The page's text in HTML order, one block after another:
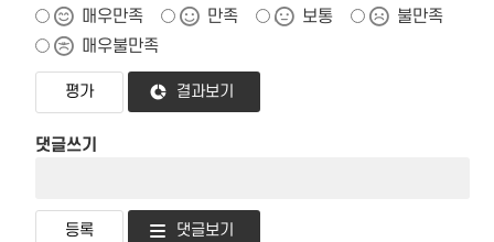
매우만족
만족 보통
불만족
매우불만족
결과보기
댓글쓰기
댓글보기